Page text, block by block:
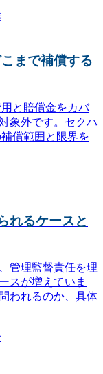
まで補償する
と賠償金をカバ
象外です。セクハ
償範囲と限界を
れるケースと
管理監督責任を理
スが増えていま
われるのか、具体